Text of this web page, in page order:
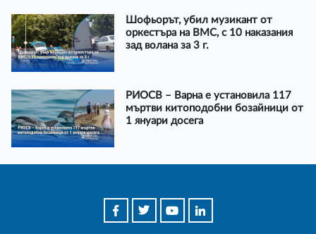
Шофьорът, убил музикант от
оркестъра на ВМС, с 10 наказания
зад волана за 3 г.
РИОСВ – Варна е установила 117
мъртви китоподобни бозайници от
1 януари досега